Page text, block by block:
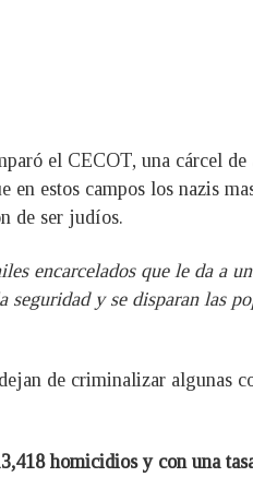
el CECOT, una cárcel de
en estos campos los nazis
de ser judíos.
encarcelados que le da a
seguridad y se disparan las
de criminalizar algunas
homicidios y con una